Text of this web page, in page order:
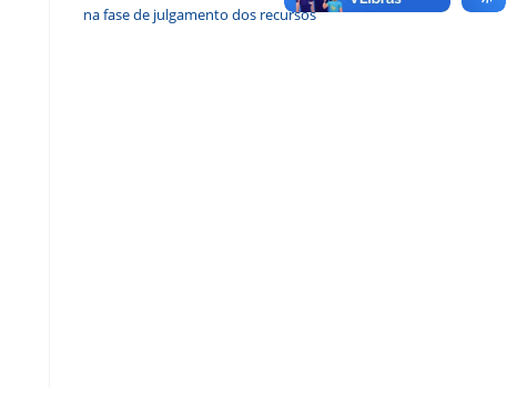
na fase de julgamento dos recursos